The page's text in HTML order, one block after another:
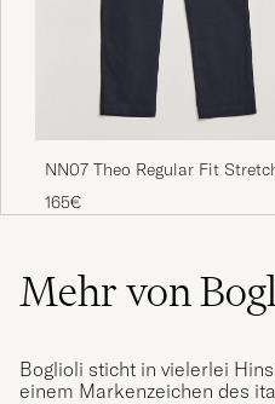
NN07 Theo Regular Fit
Chinos Navy Blue
165€
Mehr von
Boglioli sticht in vielerlei
einem Markenzeichen des